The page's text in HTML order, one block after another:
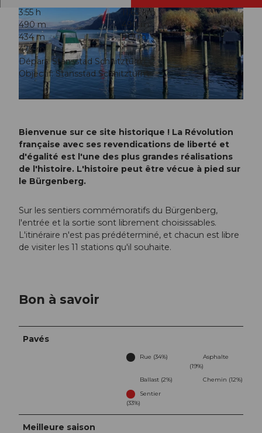
© Nidwalden Tourismus, franzoseneinfall.ch
3:55 h
11,63 km
490 m
490 m
434 m
913 m
479 m
Départ: Stansstad Schnitzturm
Objectif: Stansstad Schnitzturm
Bienvenue sur ce site historique ! La Révolution
française avec ses revendications de liberté et
d'égalité est l'une des plus grandes réalisations
de l'histoire. L'histoire peut être vécue à pied sur
le Bürgenberg.
Sur les sentiers commémoratifs du Bürgenberg,
l'entrée et la sortie sont librement choisissables.
L'itinéraire n'est pas prédéterminé, et chacun est libre
de visiter les 11 stations qu'il souhaite.
Bon à savoir
Pavés
Rue (34%)
Asphalte
(19%)
Ballast (2%)
Chemin (12%)
Sentier
(33%)
Meilleure saison